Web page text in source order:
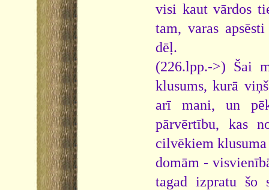
visi kaut vārdos
tam, varas
dēļ.
(226.lpp.->) Šai
klusums, kurā
arī mani, un
pārvērtību, kas
cilvēkiem
domām -
tagad izpratu šo